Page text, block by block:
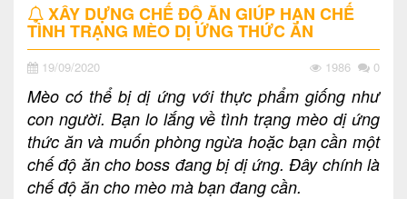
XÂY DỰNG CHẾ ĐỘ ĂN GIÚP HẠN CHẾ
TÌNH TRẠNG MÈO DỊ ỨNG THỨC ĂN
19/09/2020 1986 0
Mèo có thể bị dị ứng với thực phẩm giống như
con người. Bạn lo lắng về tình trạng mèo dị ứng
thức ăn và muốn phòng ngừa hoặc bạn cần một
chế độ ăn cho boss đang bị dị ứng. Đây chính là
chế độ ăn cho mèo mà bạn đang cần.